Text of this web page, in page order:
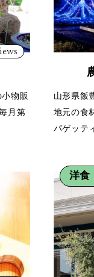
物販
月第
山形県飯
地元の食
パゲッテ
洋食